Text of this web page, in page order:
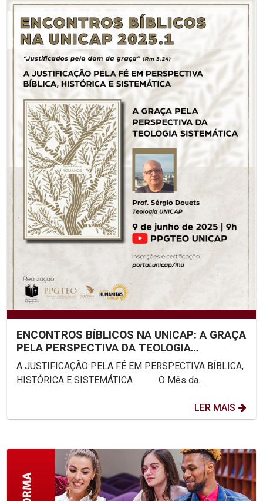
ENCONTROS BÍBLICOS NA UNICAP: A GRAÇA
PELA PERSPECTIVA DA TEOLOGIA
SISTEMÁTICA
A JUSTIFICAÇÃO PELA FÉ EM PERSPECTIVA BÍBLICA,
HISTÓRICA E SISTEMÁTICA O Mês da...
LER MAIS